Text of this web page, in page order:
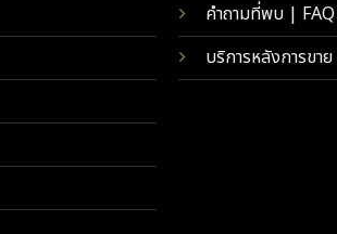
คำถามที่พบ | FAQ
บริการหลังการขาย